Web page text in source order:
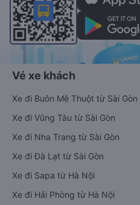
Vé xe khách
Xe đi Buôn Mê Thuột từ Sài Gòn
Xe đi Vũng Tàu từ Sài Gòn
Xe đi Nha Trang từ Sài Gòn
Xe đi Đà Lạt từ Sài Gòn
Xe đi Sapa từ Hà Nội
Xe đi Hải Phòng từ Hà Nội